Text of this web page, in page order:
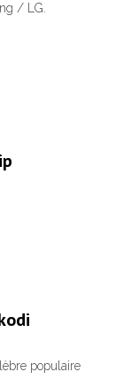
/ LG.
populaire